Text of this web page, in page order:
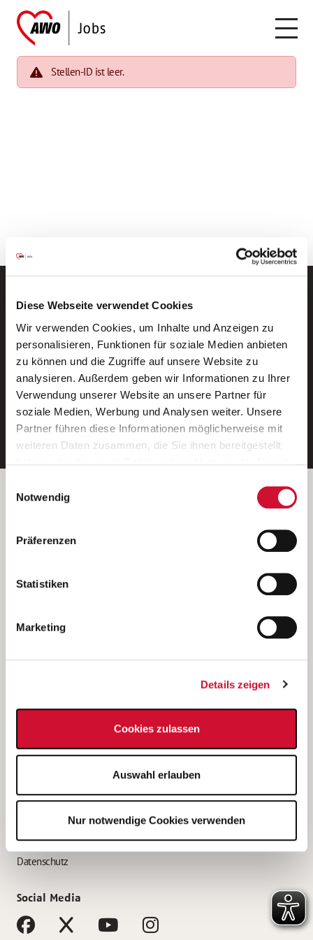
Diese Webseite verwendet Cookies
Wir verwenden Cookies, um Inhalte und Anzeigen zu
personalisieren, Funktionen für soziale Medien anbieten
zu können und die Zugriffe auf unsere Website zu
analysieren. Außerdem geben wir Informationen zu Ihrer
Verwendung unserer Website an unsere Partner für
soziale Medien, Werbung und Analysen weiter. Unsere
Partner führen diese Informationen möglicherweise mit
weiteren Daten zusammen, die Sie ihnen bereitgestellt
Wenn Sie auf „Cookies zulassen“ klicken, so stimmen
Sie der Speicherung sämtlicher Cookies zu. Sie können
Ihre Einwilligung selbstverständlich jederzeit widerrufen,
indem Sie die Cookie-Einstellungen aufrufen und diese
unsererDatenschutzerklärung
Notwendig
Präferenzen
Statistiken
Marketing
Details zeigen
Cookies zulassen
Auswahl erlauben
Nur notwendige Cookies verwenden
Stellen-ID ist leer.
Neue Stellen per E-Mail.
Ein kostenloser Service von AWO
Jobs.
E-Mail-Adresse eintragen
Betreiber der Webseite
Kantstraße 45a
(Ein Tochterunternehmen des AWO Bezirksverbandes Unterfranken
e.V.)
Bewerbung als Altenpflegehelfer*in
Bewerbung als Erzieher*in
AWO Gliederungen nach Bundesland
Impressum
Datenschutz
Social Media